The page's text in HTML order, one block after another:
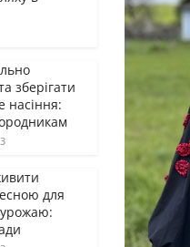
зберігати
насіння:
для